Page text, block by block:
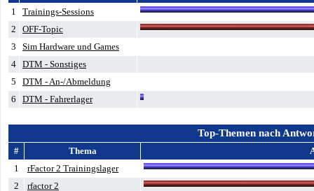
1
Trainings-Sessions
2
OFF-Topic
3
Sim Hardware und Games
4 DTM - Sonstiges
5
DTM - An-/Abmeldung
6
DTM - Fahrerlager
Top-Themen nach
# Thema
1
rFactor 2 Trainingslager
2
rfactor 2